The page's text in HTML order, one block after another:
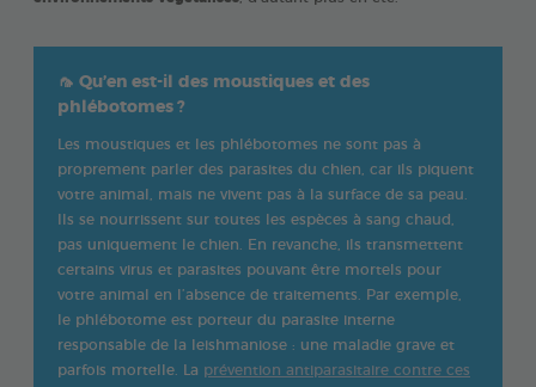
🦟 Qu’en est-il des moustiques et des
phlébotomes ?
Les moustiques et les phlébotomes ne sont pas à
proprement parler des parasites du chien, car ils piquent
votre animal, mais ne vivent pas à la surface de sa peau.
Ils se nourrissent sur toutes les espèces à sang chaud,
pas uniquement le chien. En revanche, ils transmettent
certains virus et parasites pouvant être mortels pour
votre animal en l’absence de traitements. Par exemple,
le phlébotome est porteur du parasite interne
responsable de la leishmaniose : une maladie grave et
parfois mortelle. La prévention antiparasitaire contre ces